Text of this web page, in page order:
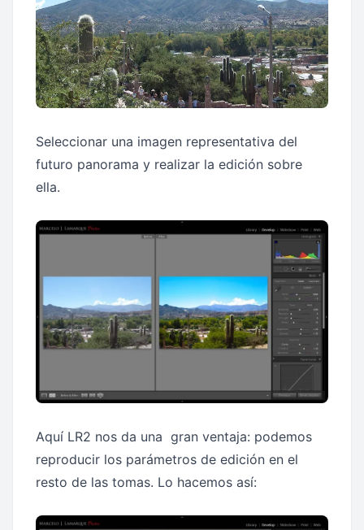
Seleccionar una imagen representativa del
futuro panorama y realizar la edición sobre
ella.
Aquí LR2 nos da una gran ventaja: podemos
reproducir los parámetros de edición en el
resto de las tomas. Lo hacemos así: